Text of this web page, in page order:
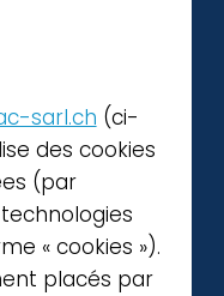
sarl.ch (ci-
des cookies
(par
« cookies »).
placés par